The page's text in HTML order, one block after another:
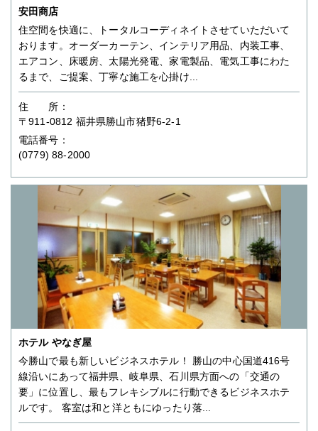
安田商店
住空間を快適に、トータルコーディネイトさせていただいて
おります。オーダーカーテン、インテリア用品、内装工事、
エアコン、床暖房、太陽光発電、家電製品、電気工事にわた
るまで、ご提案、丁寧な施工を心掛け...
住 所：
〒911-0812 福井県勝山市猪野6-2-1
電話番号：
(0779) 88-2000
ホテル やなぎ屋
今勝山で最も新しいビジネスホテル！ 勝山の中心国道416号
線沿いにあって福井県、岐阜県、石川県方面への「交通の
要」に位置し、最もフレキシブルに行動できるビジネスホテ
ルです。 客室は和と洋ともにゆったり落...